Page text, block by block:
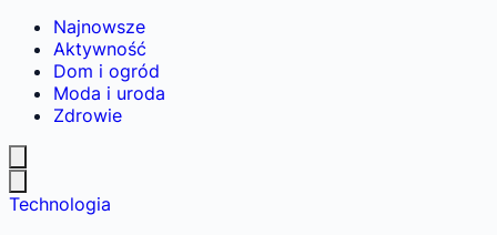
Najnowsze
Aktywność
Dom i ogród
Moda i uroda
Zdrowie
Technologia